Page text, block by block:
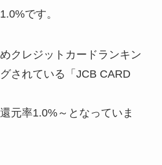
です。
クレジットカードランキン
されている「JCB CARD
元率1.0%～となっていま